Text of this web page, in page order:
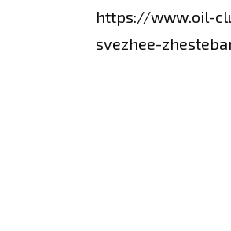
https://www.oil-
svezhee-